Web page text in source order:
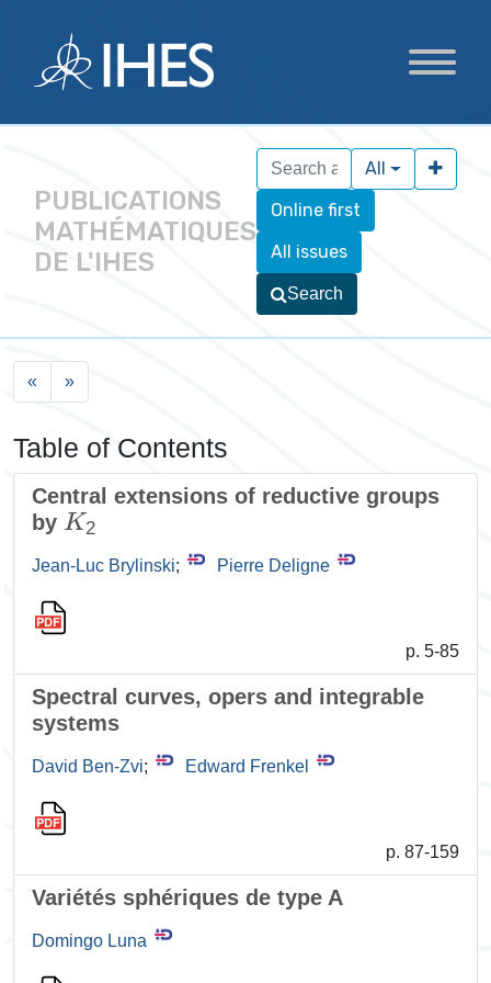
PUBLICATIONS
MATHÉMATIQUES
DE L'IHES
Online first
All issues
All
Search
« »
Table of Contents
Central extensions of reductive groups
by
K2
Jean-Luc Brylinski; Pierre Deligne
p. 5-85
Spectral curves, opers and integrable
systems
David Ben-Zvi; Edward Frenkel
p. 87-159
Variétés sphériques de type A
Domingo Luna